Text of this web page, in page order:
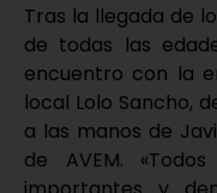
Tras la llegada de
de todas las
encuentro con la
local Lolo Sancho,
a las manos de
de AVEM.